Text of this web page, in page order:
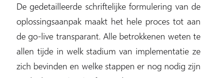
De gedetailleerde schriftelijke formulering van de
oplossingsaanpak maakt het hele proces tot aan
de go-live transparant. Alle betrokkenen weten te
allen tijde in welk stadium van implementatie ze
zich bevinden en welke stappen er nog nodig zijn